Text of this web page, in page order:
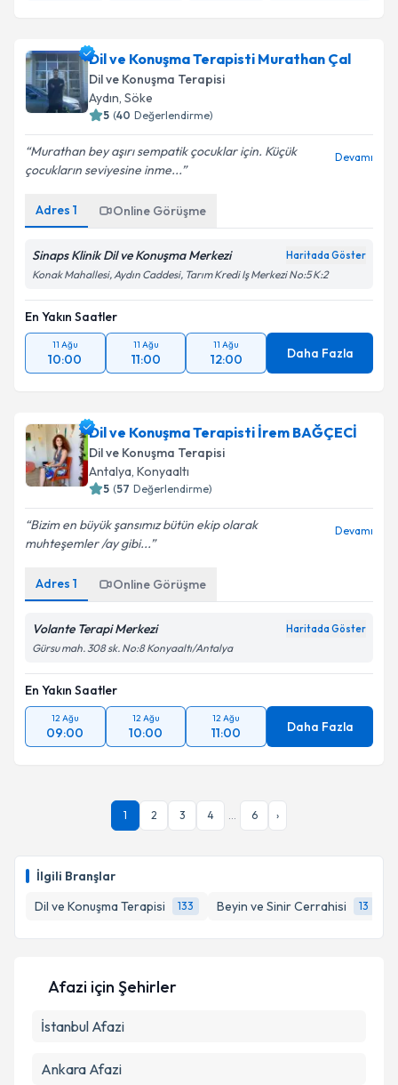
İlgili Branşlar
Dil ve Konuşma Terapisi
133 Beyin ve Sinir Cerrahisi 13
Dil ve Konuşma Terapisti Murathan Çal
Dil ve Konuşma Terapisi
Aydın, Söke
5 (40 Değerlendirme)
Murathan bey aşırı sempatik çocuklar için. Küçük
çocukların seviyesine inme...
Devamı
Adres 1 Online Görüşme
Sinaps Klinik Dil ve Konuşma Merkezi Haritada Göster
Konak Mahallesi, Aydın Caddesi, Tarım Kredi Iş Merkezi No:5 K:2
En Yakın Saatler
11 Ağu
10:00
11 Ağu
11:00
11 Ağu
12:00 Daha Fazla
Dil ve Konuşma Terapisti İrem BAĞÇECİ
Dil ve Konuşma Terapisi
Antalya, Konyaaltı
5 (57 Değerlendirme)
Bizim en büyük şansımız bütün ekip olarak
muhteşemler /ay gibi...
Devamı
Adres 1 Online Görüşme
Volante Terapi Merkezi Haritada Göster
Gürsu mah. 308 sk. No:8 Konyaaltı/Antalya
En Yakın Saatler
12 Ağu
09:00
12 Ağu
10:00
12 Ağu
11:00 Daha Fazla
1 2 3 4 ... 6 ›
Afazi için Şehirler
İstanbul Afazi
Ankara Afazi